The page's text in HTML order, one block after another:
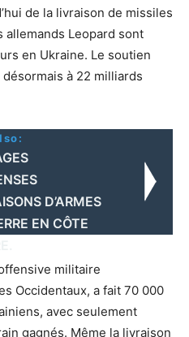
de la livraison de missiles
allemands Leopard sont
en Ukraine. Le soutien
désormais à 22 milliards
D’ARMES
EN CÔTE
militaire
Occidentaux, a fait 70 000
avec seulement
gagnés. Même la livraison